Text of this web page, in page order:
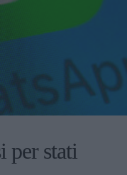
per stati